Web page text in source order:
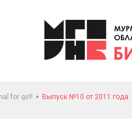
for girl! Выпуск №10 от 2011 года